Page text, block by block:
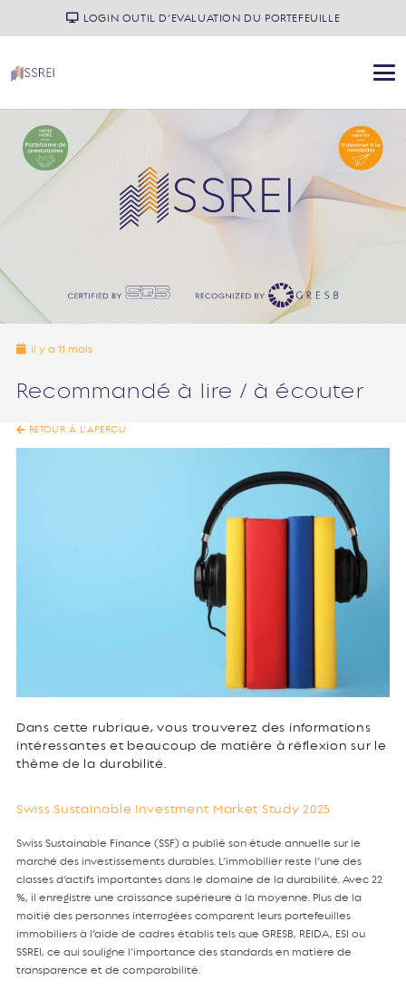
LOGIN OUTIL D’EVALUATION DU PORTEFEUILLE
il y a 11 mois
Recommandé à lire / à écouter
RETOUR À L’APERÇU
Dans cette rubrique, vous trouverez des informations
intéressantes et beaucoup de matière à réflexion sur le
thème de la durabilité.
Swiss Sustainable Investment Market Study 2025
Swiss Sustainable Finance (SSF) a publié son étude annuelle sur le
marché des investissements durables. L’immobilier reste l’une des
classes d’actifs importantes dans le domaine de la durabilité. Avec 22
%, il enregistre une croissance supérieure à la moyenne. Plus de la
moitié des personnes interrogées comparent leurs portefeuilles
immobiliers à l’aide de cadres établis tels que GRESB, REIDA, ESI ou
SSREI, ce qui souligne l’importance des standards en matière de
transparence et de comparabilité.